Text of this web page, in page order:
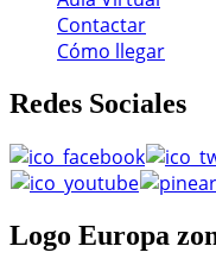
Contactar
Cómo llegar
Redes Sociales
Logo Europa